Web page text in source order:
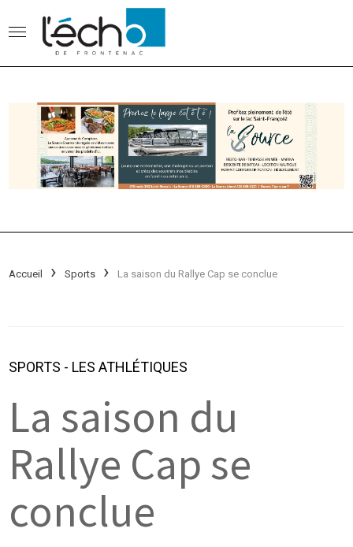
Accueil Sports La saison du Rallye Cap se conclue
SPORTS - LES ATHLÉTIQUES
La saison du
Rallye Cap se
conclue